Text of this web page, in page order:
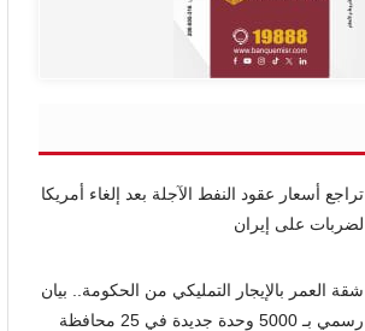
تراجع أسعار عقود النفط الآجلة بعد إلغاء أمريكا
لضربات على إيران
شقة العمر بالإيجار التمليكي من الحكومة.. بيان
رسمي بـ 5000 وحدة جديدة في 25 محافظة